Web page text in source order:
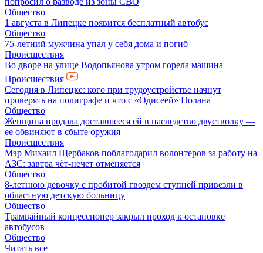
Общество
1 августа в Липецке появится бесплатный автобус
Общество
75-летний мужчина упал у себя дома и погиб
Происшествия
Во дворе на улице Водопьянова утром горела машина
Происшествия
Сегодня в Липецке: кого при трудоустройстве начнут
проверять на полиграфе и что с «Одисеей» Нолана
Общество
Женщина продала доставшееся ей в наследство двустволку —
ее обвиняют в сбыте оружия
Происшествия
Мэр Михаил Щербаков поблагодарил волонтеров за работу на
АЗС: завтра чёт-нечет отменяется
Общество
8-летнюю девочку с пробитой гвоздем ступней привезли в
областную детскую больницу
Общество
Трамвайный концессионер закрыл проход к остановке
автобусов
Общество
Читать все